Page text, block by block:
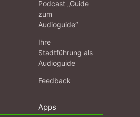
Podcast „Guide
zum
Audioguide“
Ihre
Stadtführung als
Audioguide
Feedback
Apps